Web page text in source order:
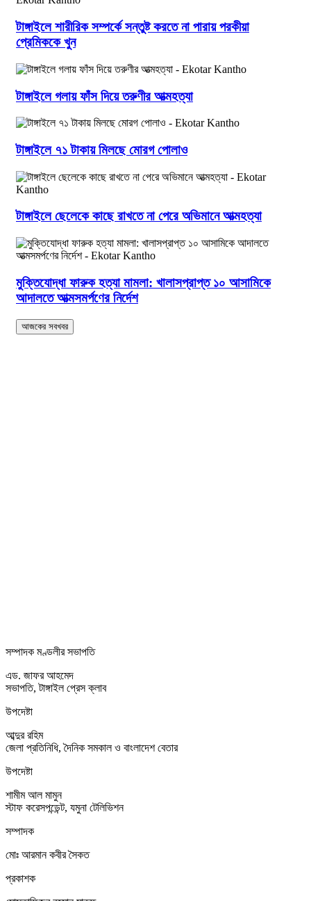
টাঙ্গাইলে শারীরিক সম্পর্কে সন্তুষ্ট করতে না পারায় পরকীয়া
প্রেমিককে খুন
টাঙ্গাইলে গলায় ফাঁস দিয়ে তরুণীর আত্মহত্যা
টাঙ্গাইলে ৭১ টাকায় মিলছে মোরগ পোলাও
টাঙ্গাইলে ছেলেকে কাছে রাখতে না পেরে অভিমানে আত্মহত্যা
মুক্তিযোদ্ধা ফারুক হত্যা মামলা: খালাসপ্রাপ্ত ১০ আসামিকে
আদালতে আত্মসমর্পণের নির্দেশ
সম্পাদক মণ্ডলীর সভাপতি
এড. জাফর আহমেদ
সভাপতি, টাঙ্গাইল প্রেস ক্লাব
উপদেষ্টা
আব্দুর রহিম
জেলা প্রতিনিধি, দৈনিক সমকাল ও বাংলাদেশ বেতার
উপদেষ্টা
শামীম আল মামুন
স্টাফ করেসপন্ডেন্ট, যমুনা টেলিভিশন
সম্পাদক
মোঃ আরমান কবীর সৈকত
প্রকাশক